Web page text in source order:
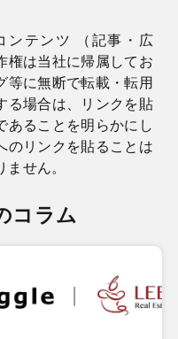
ンテンツ （記事・広
権は当社に帰属してお
等に無断で転載・転用
る場合は、リンクを貼
あることを明らかにし
のリンクを貼ることは
せん。
コラム